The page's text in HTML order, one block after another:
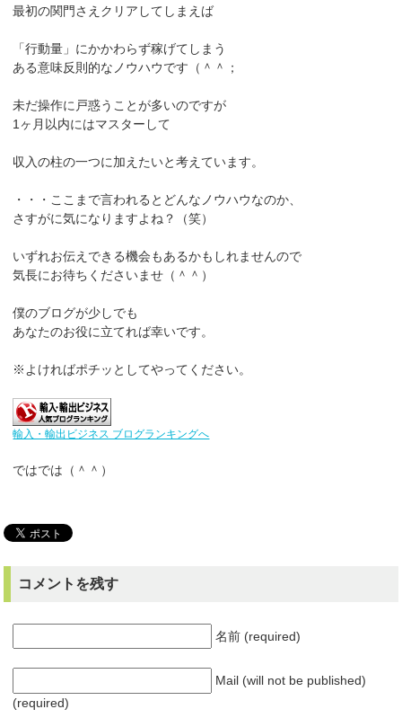
最初の関門さえクリアしてしまえば
「行動量」にかかわらず稼げてしまう
ある意味反則的なノウハウです（＾＾；
未だ操作に戸惑うことが多いのですが
1ヶ月以内にはマスターして
収入の柱の一つに加えたいと考えています。
・・・ここまで言われるとどんなノウハウなのか、
さすがに気になりますよね？（笑）
いずれお伝えできる機会もあるかもしれませんので
気長にお待ちくださいませ（＾＾）
僕のブログが少しでも
あなたのお役に立てれば幸いです。
※よければポチッとしてやってください。
輸入・輸出ビジネス ブログランキングへ
ではでは（＾＾）
コメントを残す
名前 (required)
Mail (will not be published)
(required)